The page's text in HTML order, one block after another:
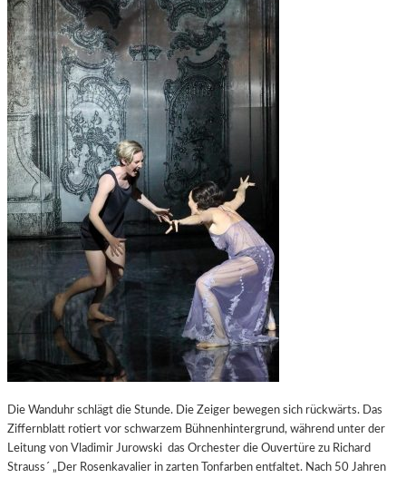
Die Wanduhr schlägt die Stunde. Die Zeiger bewegen sich rückwärts. Das
Ziffernblatt rotiert vor schwarzem Bühnenhintergrund, während unter der
Leitung von Vladimir Jurowski das Orchester die Ouvertüre zu Richard
Strauss´ „Der Rosenkavalier in zarten Tonfarben entfaltet. Nach 50 Jahren